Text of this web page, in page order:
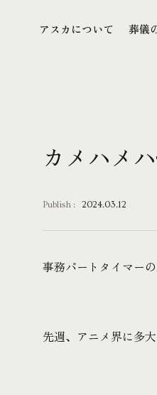
アスカについて
葬儀
カメハメ
Publish : 2024.03.12
事務パートタイマーの
先週、アニメ界に多